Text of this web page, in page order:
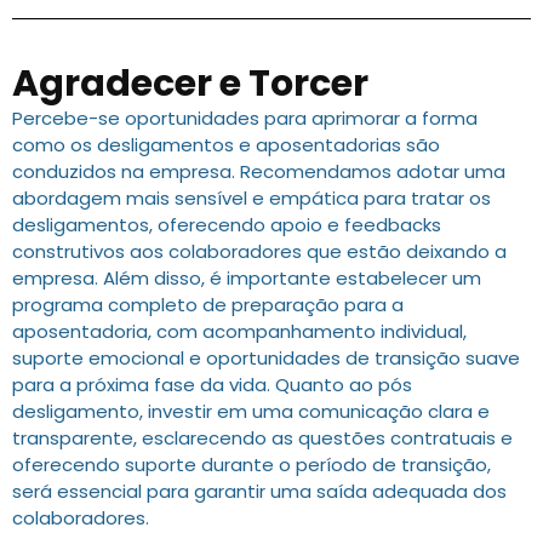
Agradecer e Torcer
Percebe-se oportunidades para aprimorar a forma
como os desligamentos e aposentadorias são
conduzidos na empresa. Recomendamos adotar uma
abordagem mais sensível e empática para tratar os
desligamentos, oferecendo apoio e feedbacks
construtivos aos colaboradores que estão deixando a
empresa. Além disso, é importante estabelecer um
programa completo de preparação para a
aposentadoria, com acompanhamento individual,
suporte emocional e oportunidades de transição suave
para a próxima fase da vida. Quanto ao pós
desligamento, investir em uma comunicação clara e
transparente, esclarecendo as questões contratuais e
oferecendo suporte durante o período de transição,
será essencial para garantir uma saída adequada dos
colaboradores.